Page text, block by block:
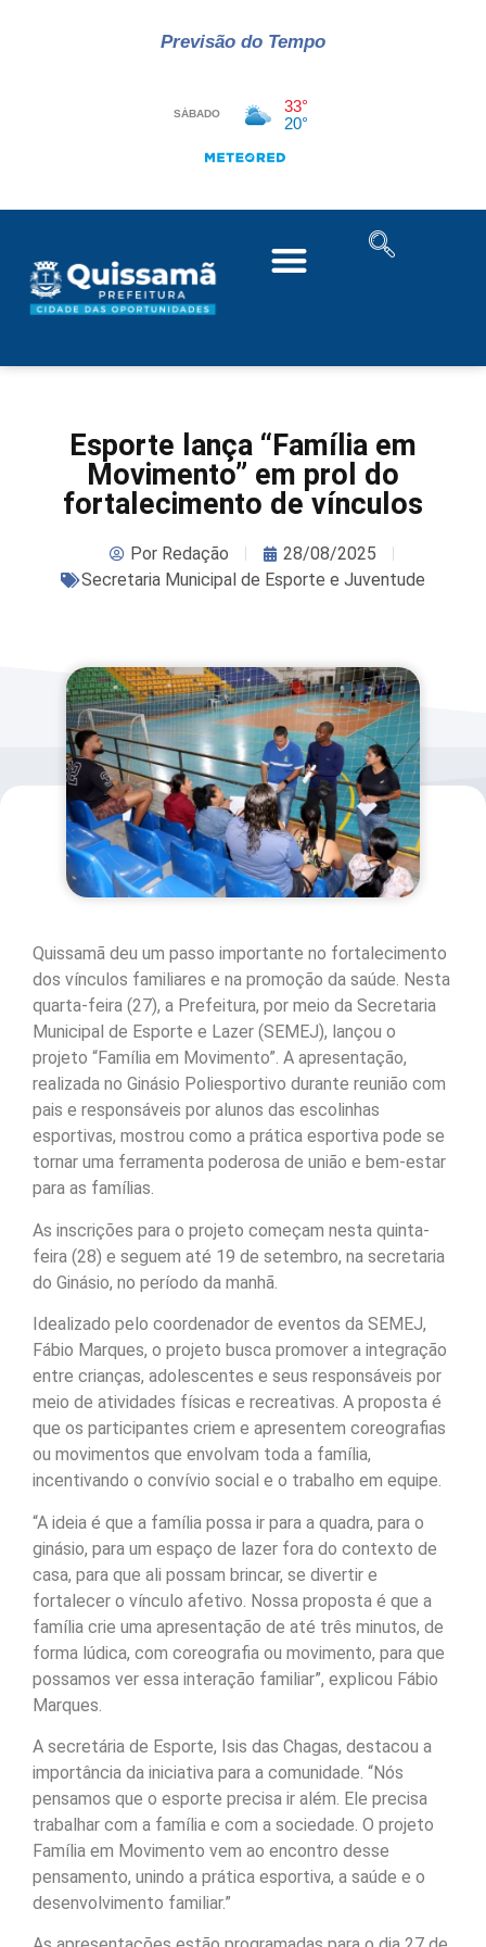
Previsão do Tempo
Esporte lança “Família em
Movimento” em prol do
fortalecimento de vínculos
PorRedação
28/08/2025
Secretaria Municipal de Esporte e Juventude
Quissamã deu um passo importante no fortalecimento
dos vínculos familiares e na promoção da saúde. Nesta
quarta-feira (27), a Prefeitura, por meio da Secretaria
Municipal de Esporte e Lazer (SEMEJ), lançou o
projeto “Família em Movimento”. A apresentação,
realizada no Ginásio Poliesportivo durante reunião com
pais e responsáveis por alunos das escolinhas
esportivas, mostrou como a prática esportiva pode se
tornar uma ferramenta poderosa de união e bem-estar
para as famílias.
As inscrições para o projeto começam nesta quinta-
feira (28) e seguem até 19 de setembro, na secretaria
do Ginásio, no período da manhã.
Idealizado pelo coordenador de eventos da SEMEJ,
Fábio Marques, o projeto busca promover a integração
entre crianças, adolescentes e seus responsáveis por
meio de atividades físicas e recreativas. A proposta é
que os participantes criem e apresentem coreografias
ou movimentos que envolvam toda a família,
incentivando o convívio social e o trabalho em equipe.
“A ideia é que a família possa ir para a quadra, para o
ginásio, para um espaço de lazer fora do contexto de
casa, para que ali possam brincar, se divertir e
fortalecer o vínculo afetivo. Nossa proposta é que a
família crie uma apresentação de até três minutos, de
forma lúdica, com coreografia ou movimento, para que
possamos ver essa interação familiar”, explicou Fábio
Marques.
A secretária de Esporte, Isis das Chagas, destacou a
importância da iniciativa para a comunidade. “Nós
pensamos que o esporte precisa ir além. Ele precisa
trabalhar com a família e com a sociedade. O projeto
Família em Movimento vem ao encontro desse
pensamento, unindo a prática esportiva, a saúde e o
desenvolvimento familiar.”